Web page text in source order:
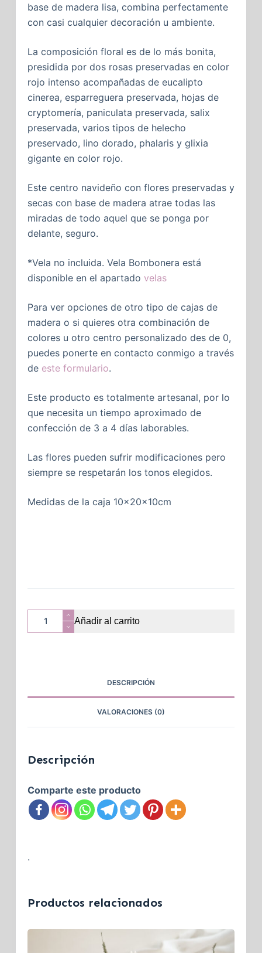
base de madera lisa, combina perfectamente
con casi cualquier decoración u ambiente.
La composición floral es de lo más bonita,
presidida por dos rosas preservadas en color
rojo intenso acompañadas de eucalipto
cinerea, esparreguera preservada, hojas de
cryptomería, paniculata preservada, salix
preservada, varios tipos de helecho
preservado, lino dorado, phalaris y glixia
gigante en color rojo.
Este centro navideño con flores preservadas y
secas con base de madera atrae todas las
miradas de todo aquel que se ponga por
delante, seguro.
*Vela no incluida. Vela Bombonera está
disponible en el apartado velas
Para ver opciones de otro tipo de cajas de
madera o si quieres otra combinación de
colores u otro centro personalizado des de 0,
puedes ponerte en contacto conmigo a través
de este formulario.
Este producto es totalmente artesanal, por lo
que necesita un tiempo aproximado de
confección de 3 a 4 días laborables.
Las flores pueden sufrir modificaciones pero
siempre se respetarán los tonos elegidos.
Medidas de la caja 10x20x10cm
Añadir al carrito
DESCRIPCIÓN
VALORACIONES (0)
Descripción
Comparte este producto
.
Productos relacionados